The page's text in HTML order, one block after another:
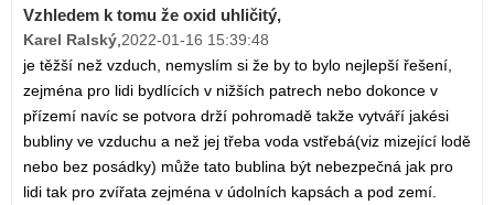
Vzhledem k tomu že oxid uhličitý,
Karel Ralský,2022-01-16 15:39:48
je těžší než vzduch, nemyslím si že by to bylo nejlepší řešení,
zejména pro lidi bydlících v nižších patrech nebo dokonce v
přízemí navíc se potvora drží pohromadě takže vytváří jakési
bubliny ve vzduchu a než jej třeba voda vstřebá(viz mizející lodě
nebo bez posádky) může tato bublina být nebezpečná jak pro
lidi tak pro zvířata zejména v údolních kapsách a pod zemí.